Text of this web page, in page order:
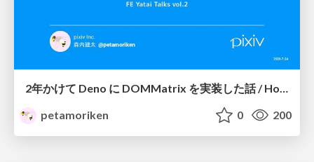
2年かけて Deno に DOMMatrix を実装した話 / How I implemented DOMMatrix in Deno over two years
petamoriken
0 200